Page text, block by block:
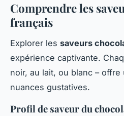
Comprendre les
français
Explorer les saveurs
expérience captivante.
noir, au lait, ou blanc –
nuances gustatives.
Profil de saveur du